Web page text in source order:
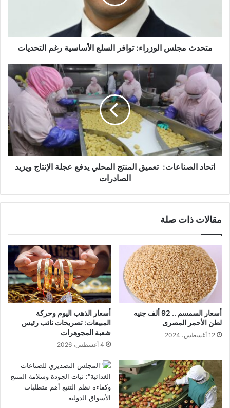
متحدث مجلس الوزراء: توافر السلع الأساسية رغم التحديات
اتحاد الصناعات: تعميق المنتج المحلي يدفع عجلة الإنتاج ويزيد
الصادرات
مقالات ذات صلة
أسعار السمسم .. 92 ألف جنيه
لطن الأحمر المصرى
12 أغسطس، 2024
أسعار الذهب اليوم وحركة
المبيعات: تصريحات نائب رئيس
شعبة المجوهرات
4 أغسطس، 2026